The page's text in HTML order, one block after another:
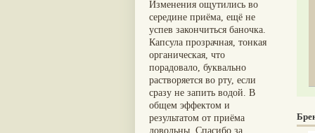
Кутаджа(3)
Кширабала(3)
Лив 52(3)
more...
Дашамула(15)
Лодхра(14)
Моринга(14)
Перец кубеба(14)
Сахарный тростник
Бхунимба/Андрографис
метельчатый(13)
Гвоздика(13)
Кассия трубчатая(13)
Мезуя железная(13)
Изменения ощутились во
середине приёма, ещё не
успев закончиться баночка.
Капсула прозрачная, тонкая
органическая, что
порадовало, буквально
растворяется во рту, если
сразу не запить водой. В
общем эффектом и
результатом от приёма
довольны. Спасибо за